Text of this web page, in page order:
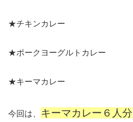
★チキンカレー
★ポークヨーグルトカレー
★キーマカレー
今回は、 キーマカレー６人分